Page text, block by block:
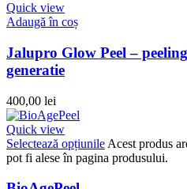
Quick view
Adaugă în coș
Jalupro Glow Peel –
generatie
400,00 lei
Quick view
Selectează opțiunile Acest produs
pot fi alese în pagina produsului.